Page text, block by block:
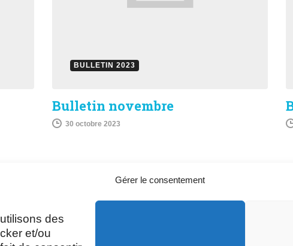
Gérer le consentement
des
et/ou
BULLETIN 2023
Bulletin novembre
30 octobre 2023
Mardi, Jeudi et Vendredi : 8h/12h et
13h30/17h15